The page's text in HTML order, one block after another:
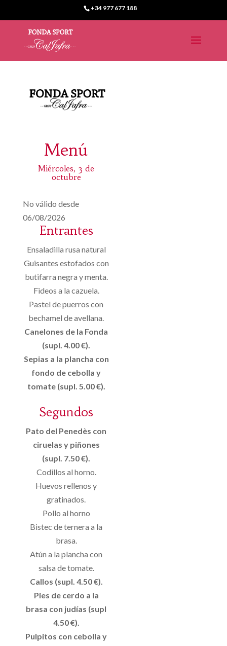
+34 977 677 188
Menú
Miércoles, 3 de
octubre
No válido desde
06/08/2026
Entrantes
Ensaladilla rusa natural
Guisantes estofados con
butifarra negra y menta.
Fideos a la cazuela.
Pastel de puerros con
bechamel de avellana.
Canelones de la Fonda
(supl. 4.00 €).
Sepias a la plancha con
fondo de cebolla y
tomate (supl. 5.00 €).
Segundos
Pato del Penedès con
ciruelas y piñones
(supl. 7.50 €).
Codillos al horno.
Huevos rellenos y
gratinados.
Pollo al horno
Bistec de ternera a la
brasa.
Atún a la plancha con
salsa de tomate.
Callos (supl. 4.50 €).
Pies de cerdo a la
brasa con judías (supl
4.50 €).
Pulpitos con cebolla y